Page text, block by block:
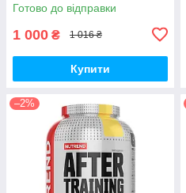
Готово до відправки
1 000 ₴ 1 016 ₴
Купити
–2%